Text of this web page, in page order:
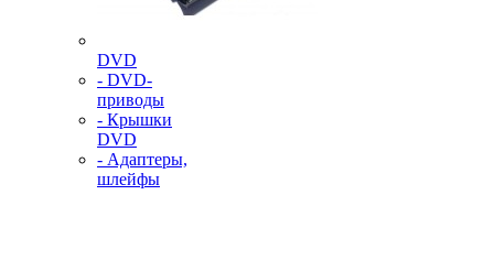
DVD
- DVD-
приводы
- Крышки
DVD
- Адаптеры,
шлейфы